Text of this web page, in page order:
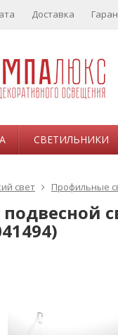
Доставка
СВЕТИЛЬНИКИ
свет Профильные